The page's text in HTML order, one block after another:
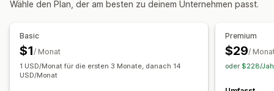
Geschwindigkeitsoptimierung Automatisierungen
Audits
Analyse der Wettbewerber:innen
Geschwindigkeitsanalyse
Wähle den Plan, der am besten zu deinem Unternehmen passt.
Basic
$1/ Monat
1 USD/Monat für die ersten 3 Monate, danach 14
USD/Monat
Premium
$29/
oder $228/